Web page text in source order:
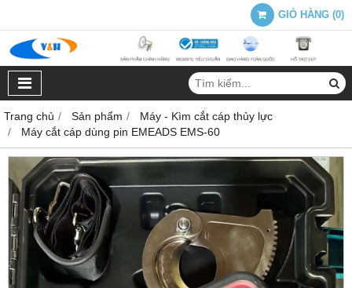
GIỎ HÀNG (0)
Trang chủ Sản phẩm
Máy - Kìm cắt cáp thủy lực
Máy cắt cáp dùng pin EMEADS EMS-60